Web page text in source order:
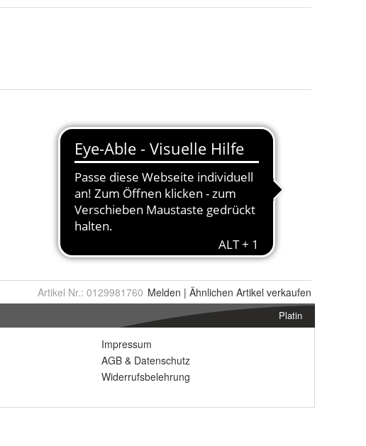
Artikel Nr.: 0129981760 Melden | Ähnlichen Artikel verkaufen
Platin
Impressum
AGB & Datenschutz
Widerrufsbelehrung